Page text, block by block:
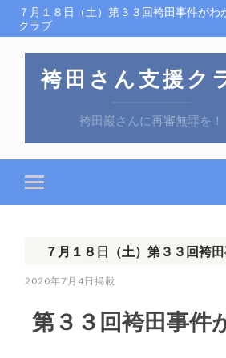
７月１８日（土）第３３回袴田事件がわ
クラブ
袴田さん支援ク
袴田巖さんに再審無罪を！
７月１８日（土）第３３回袴
2020年7月4日
第３３回袴田事件